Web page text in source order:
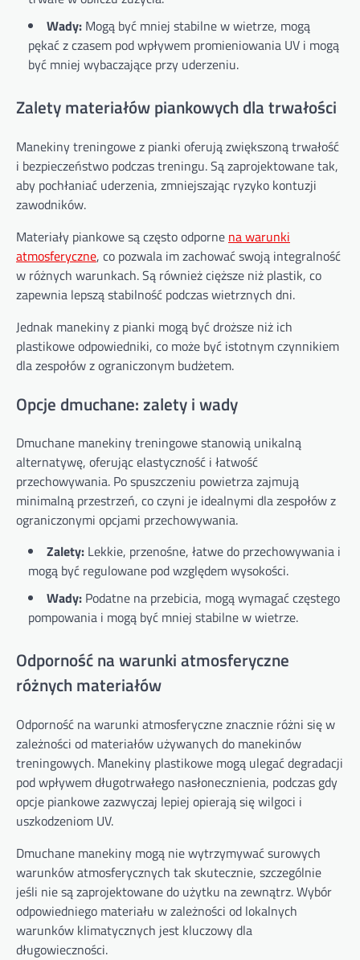
Wady: Mogą być mniej stabilne w wietrze, mogą
pękać z czasem pod wpływem promieniowania UV i mogą
być mniej wybaczające przy uderzeniu.
Zalety materiałów piankowych dla trwałości
Manekiny treningowe z pianki oferują zwiększoną trwałość
i bezpieczeństwo podczas treningu. Są zaprojektowane tak,
aby pochłaniać uderzenia, zmniejszając ryzyko kontuzji
zawodników.
Materiały piankowe są często odporne na warunki
atmosferyczne, co pozwala im zachować swoją integralność
w różnych warunkach. Są również cięższe niż plastik, co
zapewnia lepszą stabilność podczas wietrznych dni.
Jednak manekiny z pianki mogą być droższe niż ich
plastikowe odpowiedniki, co może być istotnym czynnikiem
dla zespołów z ograniczonym budżetem.
Opcje dmuchane: zalety i wady
Dmuchane manekiny treningowe stanowią unikalną
alternatywę, oferując elastyczność i łatwość
przechowywania. Po spuszczeniu powietrza zajmują
minimalną przestrzeń, co czyni je idealnymi dla zespołów z
ograniczonymi opcjami przechowywania.
Zalety: Lekkie, przenośne, łatwe do przechowywania i
mogą być regulowane pod względem wysokości.
Wady: Podatne na przebicia, mogą wymagać częstego
pompowania i mogą być mniej stabilne w wietrze.
Odporność na warunki atmosferyczne
różnych materiałów
Odporność na warunki atmosferyczne znacznie różni się w
zależności od materiałów używanych do manekinów
treningowych. Manekiny plastikowe mogą ulegać degradacji
pod wpływem długotrwałego nasłonecznienia, podczas gdy
opcje piankowe zazwyczaj lepiej opierają się wilgoci i
uszkodzeniom UV.
Dmuchane manekiny mogą nie wytrzymywać surowych
warunków atmosferycznych tak skutecznie, szczególnie
jeśli nie są zaprojektowane do użytku na zewnątrz. Wybór
odpowiedniego materiału w zależności od lokalnych
warunków klimatycznych jest kluczowy dla
długowieczności.